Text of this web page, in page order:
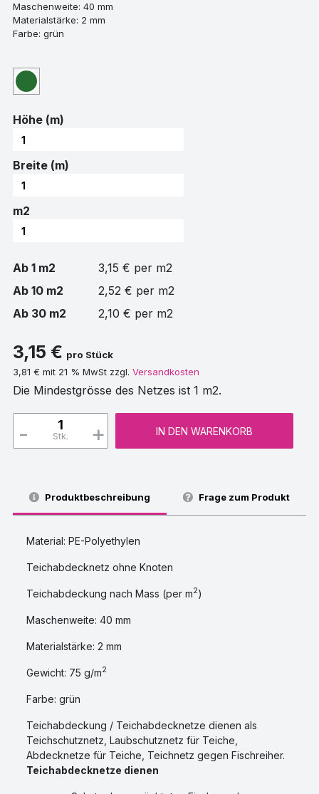
Maschenweite: 40 mm
Materialstärke: 2 mm
Farbe: grün
Höhe (m)
Breite (m)
m2
Ab 1 m2
3,15 € per m2
Ab 10 m2
2,52 € per m2
Ab 30 m2
2,10 € per m2
3,15 € pro Stück
3,81 € mit 21 % MwSt zzgl. Versandkosten
Die Mindestgrösse des Netzes ist 1 m2.
Stk. +
- IN DEN WARENKORB
Produktbeschreibung Frage zum Produkt
Material: PE-Polyethylen
Teichabdecknetz ohne Knoten
Teichabdeckung nach Mass (per m2)
Maschenweite: 40 mm
Materialstärke: 2 mm
Gewicht: 75 g/m2
Farbe: grün
Teichabdeckung / Teichabdecknetze dienen als
Teichschutznetz, Laubschutznetz für Teiche,
Abdecknetze für Teiche, Teichnetz gegen Fischreiher.
Teichabdecknetze dienen